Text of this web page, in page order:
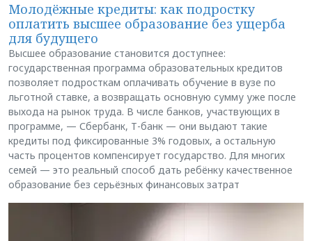
Молодёжные кредиты: как подростку
оплатить высшее образование без ущерба
для будущего
Высшее образование становится доступнее:
государственная программа образовательных кредитов
позволяет подросткам оплачивать обучение в вузе по
льготной ставке, а возвращать основную сумму уже после
выхода на рынок труда. В числе банков, участвующих в
программе, — Сбербанк, Т-банк — они выдают такие
кредиты под фиксированные 3% годовых, а остальную
часть процентов компенсирует государство. Для многих
семей — это реальный способ дать ребёнку качественное
образование без серьёзных финансовых затрат